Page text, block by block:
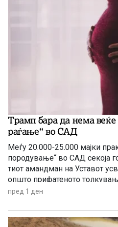
Трамп бара да нема веќе
раѓање“ во САД
Меѓу 20.000-25.000 мајки
породување“ во САД секоја
тиот амандман на Уставот
општо прифатеното
гарантира државјанство на
пред 1 ден